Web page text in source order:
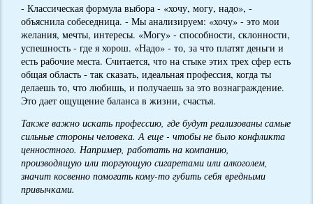
- Классическая формула выбора - «хочу, могу, надо», -
объяснила собеседница. - Мы анализируем: «хочу» - это мои
желания, мечты, интересы. «Могу» - способности, склонности,
успешность - где я хорош. «Надо» - то, за что платят деньги и
есть рабочие места. Считается, что на стыке этих трех сфер есть
общая область - так сказать, идеальная профессия, когда ты
делаешь то, что любишь, и получаешь за это вознаграждение.
Это дает ощущение баланса в жизни, счастья.
Также важно искать профессию, где будут реализованы самые
сильные стороны человека. А еще - чтобы не было конфликта
ценностного. Например, работать на компанию,
производящую или торгующую сигаретами или алкоголем,
значит косвенно помогать кому-то губить себя вредными
привычками.